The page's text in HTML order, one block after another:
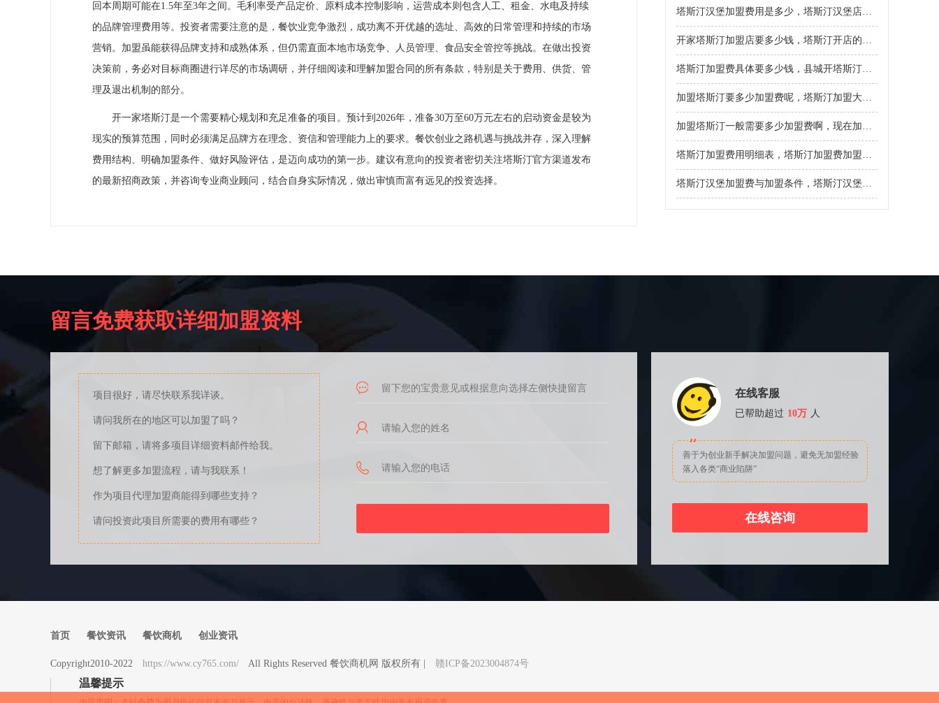
回本周期可能在1.5年至3年之间。毛利率受产品定价、原料成本控制影响，运营成本则包含人工、租金、水电及持续
的品牌管理费用等。投资者需要注意的是，餐饮业竞争激烈，成功离不开优越的选址、高效的日常管理和持续的市场
营销。加盟虽能获得品牌支持和成熟体系，但仍需直面本地市场竞争、人员管理、食品安全管控等挑战。在做出投资
决策前，务必对目标商圈进行详尽的市场调研，并仔细阅读和理解加盟合同的所有条款，特别是关于费用、供货、管
理及退出机制的部分。
开一家塔斯汀是一个需要精心规划和充足准备的项目。预计到2026年，准备30万至60万元左右的启动资金是较为
现实的预算范围，同时必须满足品牌方在理念、资信和管理能力上的要求。餐饮创业之路机遇与挑战并存，深入理解
费用结构、明确加盟条件、做好风险评估，是迈向成功的第一步。建议有意向的投资者密切关注塔斯汀官方渠道发布
的最新招商政策，并咨询专业商业顾问，结合自身实际情况，做出审慎而富有远见的投资选择。
塔斯汀汉堡加盟费用是多少，塔斯汀汉堡店加盟费用详细明细表
开家塔斯汀加盟店要多少钱，塔斯汀开店的加盟费用
塔斯汀加盟费具体要多少钱，县城开塔斯汀加盟费多少钱
加盟塔斯汀要多少加盟费呢，塔斯汀加盟大约要投资多少钱
加盟塔斯汀一般需要多少加盟费啊，现在加盟塔斯汀有什么优势
塔斯汀加盟费用明细表，塔斯汀加盟费加盟流程详情
塔斯汀汉堡加盟费与加盟条件，塔斯汀汉堡加盟店怎么加盟
留言免费获取详细加盟资料
项目很好，请尽快联系我详谈。
请问我所在的地区可以加盟了吗？
留下邮箱，请将多项目详细资料邮件给我。
想了解更多加盟流程，请与我联系！
作为项目代理加盟商能得到哪些支持？
请问投资此项目所需要的费用有哪些？
在线客服
已帮助超过 10万 人
善于为创业新手解决加盟问题，避免无加盟经验
落入各类“商业陷阱”
在线咨询
首页 餐饮资讯 餐饮商机 创业资讯
Copyright2010-2022 https://www.cy765.com/ All Rights Reserved 餐饮商机网 版权所有 | 赣ICP备2023004874号
温馨提示